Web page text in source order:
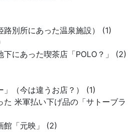
路別所にあった温泉施設） (1)
下にあった喫茶店「POLO？」 (2)
」（今は違うお店？） (1)
た 米軍払い下げ品の「サトーブラ
館「元映」 (2)